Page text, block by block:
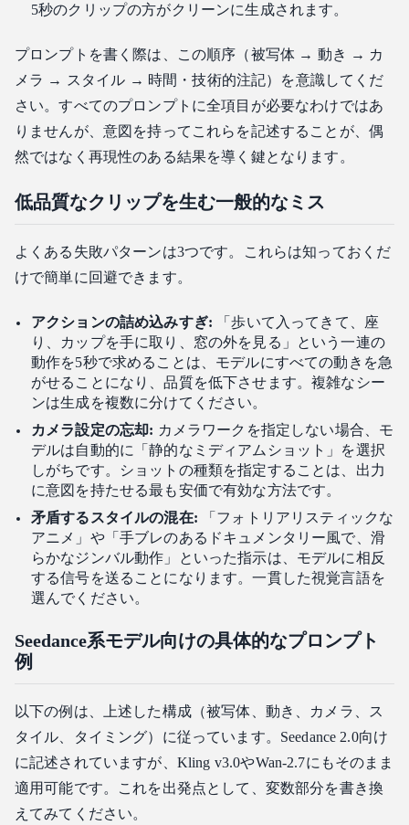
5秒のクリップの方がクリーンに生成されます。
プロンプトを書く際は、この順序（被写体 → 動き → カ
メラ → スタイル → 時間・技術的注記）を意識してくだ
さい。すべてのプロンプトに全項目が必要なわけではあ
りませんが、意図を持ってこれらを記述することが、偶
然ではなく再現性のある結果を導く鍵となります。
低品質なクリップを生む一般的なミス
よくある失敗パターンは3つです。これらは知っておくだ
けで簡単に回避できます。
アクションの詰め込みすぎ: 「歩いて入ってきて、座
り、カップを手に取り、窓の外を見る」という一連の
動作を5秒で求めることは、モデルにすべての動きを急
がせることになり、品質を低下させます。複雑なシー
ンは生成を複数に分けてください。
カメラ設定の忘却: カメラワークを指定しない場合、モ
デルは自動的に「静的なミディアムショット」を選択
しがちです。ショットの種類を指定することは、出力
に意図を持たせる最も安価で有効な方法です。
矛盾するスタイルの混在: 「フォトリアリスティックな
アニメ」や「手ブレのあるドキュメンタリー風で、滑
らかなジンバル動作」といった指示は、モデルに相反
する信号を送ることになります。一貫した視覚言語を
選んでください。
Seedance系モデル向けの具体的なプロンプト
例
以下の例は、上述した構成（被写体、動き、カメラ、ス
タイル、タイミング）に従っています。Seedance 2.0向け
に記述されていますが、Kling v3.0やWan-2.7にもそのまま
適用可能です。これを出発点として、変数部分を書き換
えてみてください。